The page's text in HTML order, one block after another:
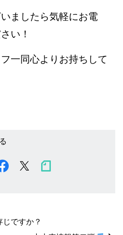
ましたら気軽にお電
い！
一同心よりお持ちして
ですか？